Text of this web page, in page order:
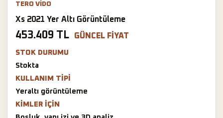
TERO VIDO
Xs 2021 Yer Altı Görüntüleme
453.409 TL GÜNCEL FIYAT
STOK DURUMU
Stokta
KULLANIM TIPI
Yeraltı görüntüleme
KIMLER IÇIN